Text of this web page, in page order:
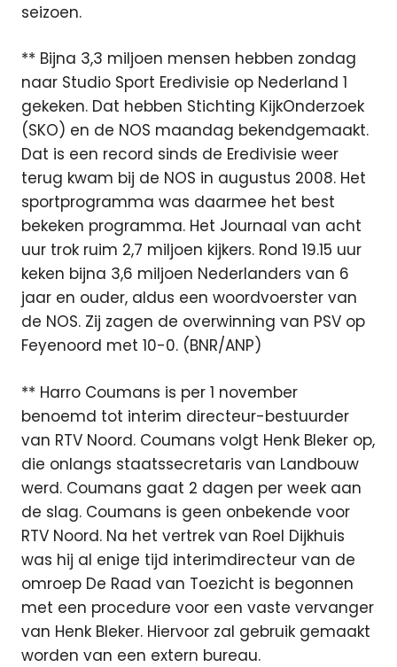
seizoen.
** Bijna 3,3 miljoen mensen hebben zondag
naar Studio Sport Eredivisie op Nederland 1
gekeken. Dat hebben Stichting KijkOnderzoek
(SKO) en de NOS maandag bekendgemaakt.
Dat is een record sinds de Eredivisie weer
terug kwam bij de NOS in augustus 2008. Het
sportprogramma was daarmee het best
bekeken programma. Het Journaal van acht
uur trok ruim 2,7 miljoen kijkers. Rond 19.15 uur
keken bijna 3,6 miljoen Nederlanders van 6
jaar en ouder, aldus een woordvoerster van
de NOS. Zij zagen de overwinning van PSV op
Feyenoord met 10-0. (BNR/ANP)
** Harro Coumans is per 1 november
benoemd tot interim directeur-bestuurder
van RTV Noord. Coumans volgt Henk Bleker op,
die onlangs staatssecretaris van Landbouw
werd. Coumans gaat 2 dagen per week aan
de slag. Coumans is geen onbekende voor
RTV Noord. Na het vertrek van Roel Dijkhuis
was hij al enige tijd interimdirecteur van de
omroep De Raad van Toezicht is begonnen
met een procedure voor een vaste vervanger
van Henk Bleker. Hiervoor zal gebruik gemaakt
worden van een extern bureau.